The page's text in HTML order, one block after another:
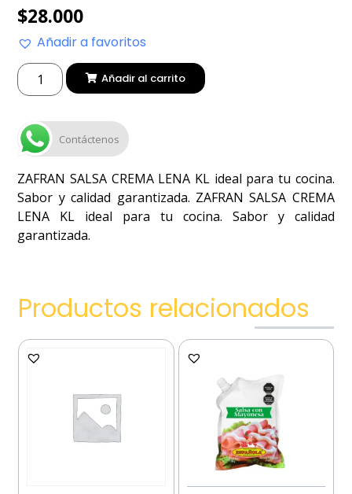
$28.000
Añadir a favoritos
Añadir al carrito
Contáctenos
ZAFRAN SALSA CREMA LENA KL ideal para tu cocina.
Sabor y calidad garantizada. ZAFRAN SALSA CREMA
LENA KL ideal para tu cocina. Sabor y calidad
garantizada.
Productos relacionados